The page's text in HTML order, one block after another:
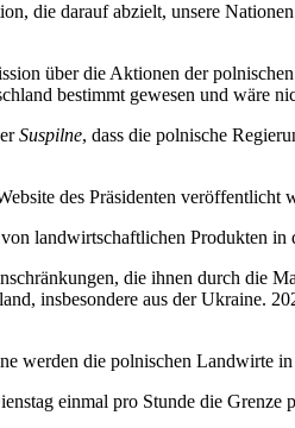
die darauf abzielt, unsere
über die Aktionen der
bestimmt gewesen und wäre
Suspilne, dass die polnische
des Präsidenten veröffentlicht
landwirtschaftlichen Produkten
die ihnen durch die
insbesondere aus der Ukraine.
werden die polnischen Landwirte
einmal pro Stunde die